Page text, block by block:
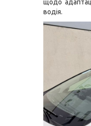
щодо
водія.